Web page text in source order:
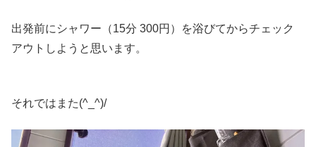
出発前にシャワー（15分 300円）を浴びてからチェック
アウトしようと思います。
それではまた(^_^)/